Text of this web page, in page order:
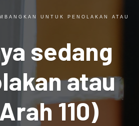
UNTUK PENOLAKAN ATAU
sedang
atau
110)